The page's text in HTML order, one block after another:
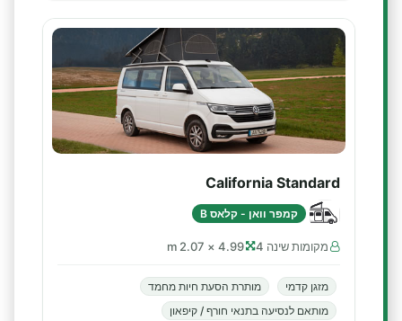
California Standard
קמפר וואן - קלאס B
מקומות שינה 4 4.99 × 2.07 m
מזגן קדמי
מותרת הסעת חיות מחמד
מותאם לנסיעה בתנאי חורף / קיפאון